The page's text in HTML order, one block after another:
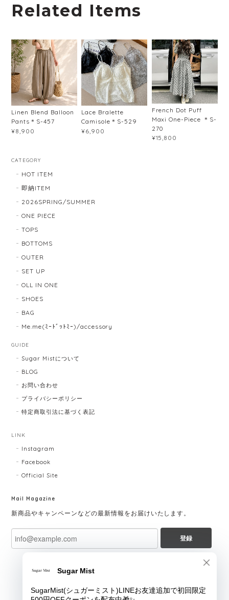
Related Items
Linen Blend Balloon
Pants＊S-457
¥8,900
Lace Bralette
Camisole＊S-529
¥6,900
French Dot Puff
Maxi One-Piece ＊S-
270
¥15,800
CATEGORY
HOT ITEM
即納ITEM
2026SPRING/SUMMER
ONE PIECE
TOPS
BOTTOMS
OUTER
SET UP
OLL IN ONE
SHOES
BAG
Me.me(ﾐｰﾄﾞｯﾄﾐｰ)/accessory
GUIDE
Sugar Mistについて
BLOG
お問い合わせ
プライバシーポリシー
特定商取引法に基づく表記
LINK
Instagram
Facebook
Official Site
Mail Magazine
新商品やキャンペーンなどの最新情報をお届けいたします。
登録